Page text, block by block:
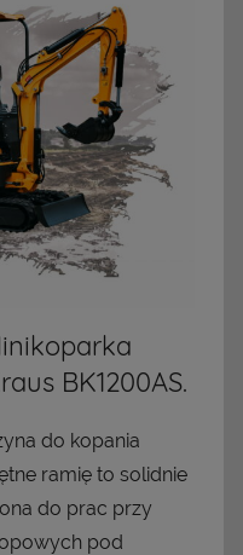
BK1200AS.
do kopania
ramię to solidnie
do prac przy
pod